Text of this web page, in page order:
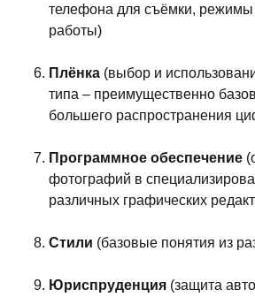
телефона для съёмки, режимы
работы)
Плёнка (выбор и
типа – преимущественно
большего распространения
Программное обеспечение
фотографий в
различных графических
Стили (базовые понятия из
Юриспруденция (защита